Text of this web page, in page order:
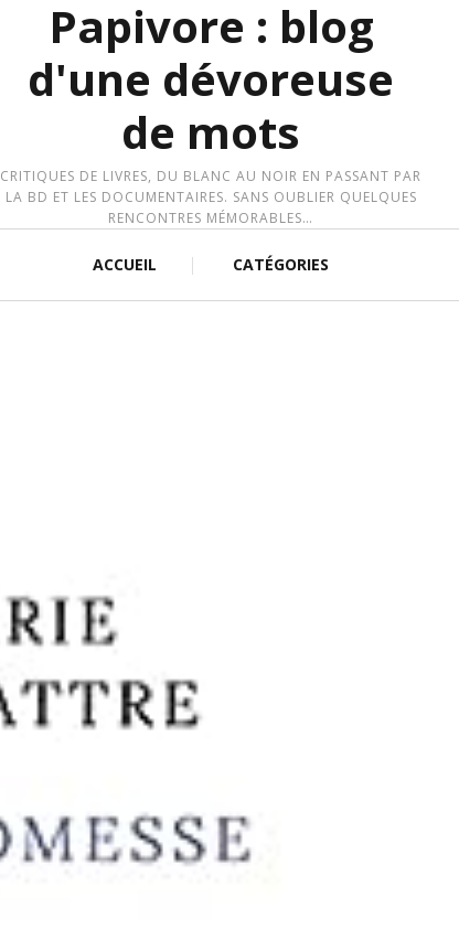
Papivore : blog
d'une dévoreuse
de mots
CRITIQUES DE LIVRES, DU BLANC AU NOIR EN PASSANT PAR
LA BD ET LES DOCUMENTAIRES. SANS OUBLIER QUELQUES
RENCONTRES MÉMORABLES…
ACCUEIL CATÉGORIES